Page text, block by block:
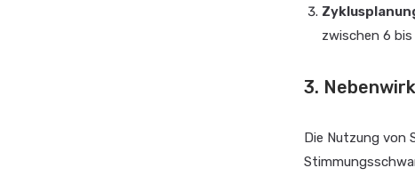
zwischen 6
3.
Die Nutzung von